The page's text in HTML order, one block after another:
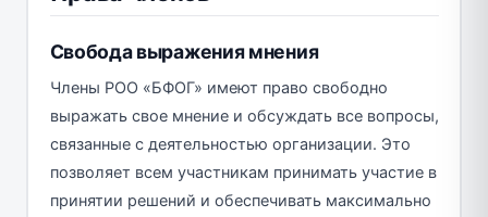
Свобода выражения мнения
Члены РОО «БФОГ» имеют право свободно
выражать свое мнение и обсуждать все вопросы,
связанные с деятельностью организации. Это
позволяет всем участникам принимать участие в
принятии решений и обеспечивать максимально